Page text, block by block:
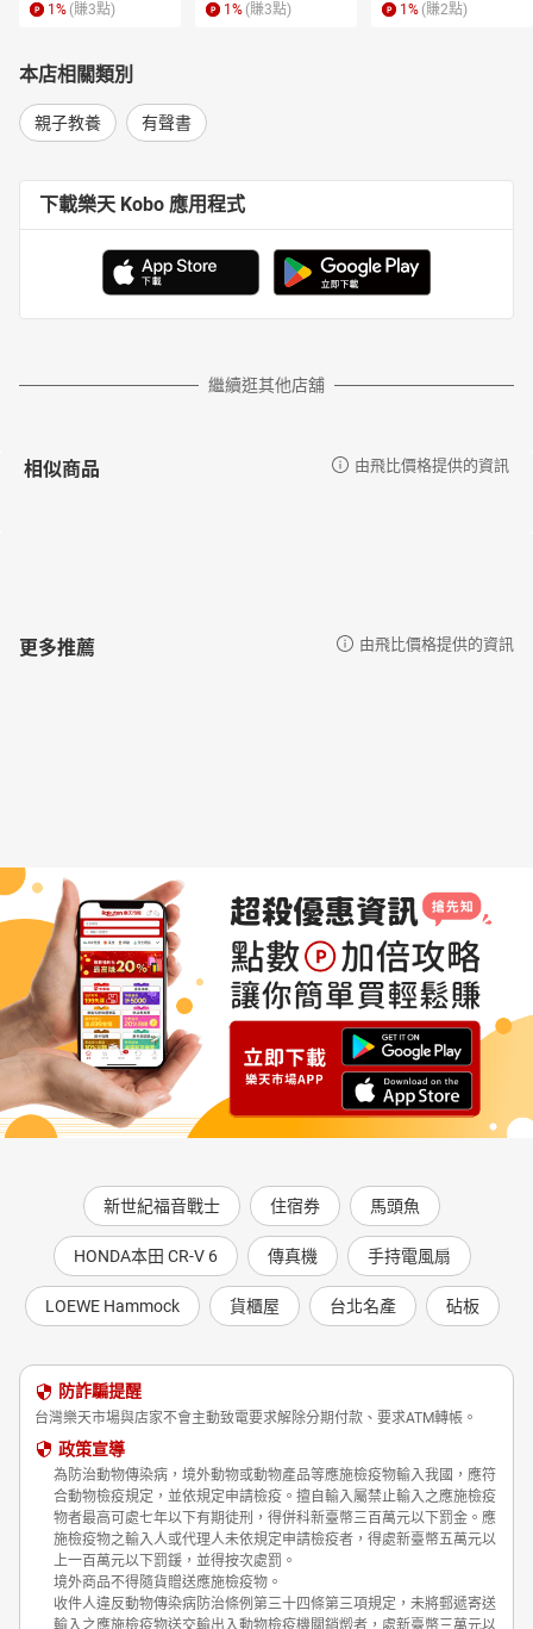
1 % (賺3點) 1 % (賺3點) 1 % (賺2點)
本店相關類別
親子教養 有聲書
下載樂天 Kobo 應用程式
繼續逛其他店舖
相似商品 由飛比價格提供的資訊
更多推薦 由飛比價格提供的資訊
新世紀福音戰士 住宿券 馬頭魚
HONDA本田 CR-V 6 傳真機 手持電風扇
LOEWE Hammock 貨櫃屋 台北名產 砧板
防詐騙提醒
台灣樂天市場與店家不會主動致電要求解除分期付款、要求ATM轉帳。
政策宣導
為防治動物傳染病，境外動物或動物產品等應施檢疫物輸入我國，應符
合動物檢疫規定，並依規定申請檢疫。擅自輸入屬禁止輸入之應施檢疫
物者最高可處七年以下有期徒刑，得併科新臺幣三百萬元以下罰金。應
施檢疫物之輸入人或代理人未依規定申請檢疫者，得處新臺幣五萬元以
上一百萬元以下罰鍰，並得按次處罰。
境外商品不得隨貨贈送應施檢疫物。
收件人違反動物傳染病防治條例第三十四條第三項規定，未將郵遞寄送
輸入之應施檢疫物送交輸出入動物檢疫機關銷燬者，處新臺幣三萬元以